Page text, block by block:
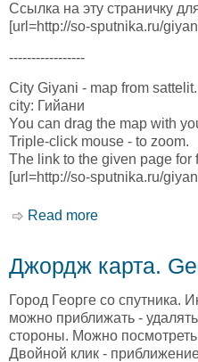
Ссылка на эту страничку
[url=http://so-sputnika.ru/
-----------------
City Giyani - map from
city: Гийани
You can drag the map with
Triple-click mouse - to zoom.
The link to the given page for
[url=http://so-sputnika.ru/
Read more
Джордж карта.
Город Георге со спутника.
можно приближать -
стороны. Можно
Двойной клик -